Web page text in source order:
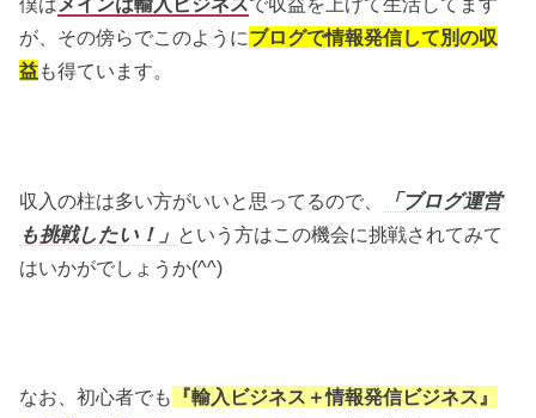
が、その傍らでこのようにブログで情報発信して別の収
益も得ています。
収入の柱は多い方がいいと思ってるので、
「ブログ運営
も挑戦したい！」 という方はこの機会に挑戦されてみて
はいかがでしょうか(^^)
なお、初心者でも
『輸入ビジネス＋情報発信ビジネス』